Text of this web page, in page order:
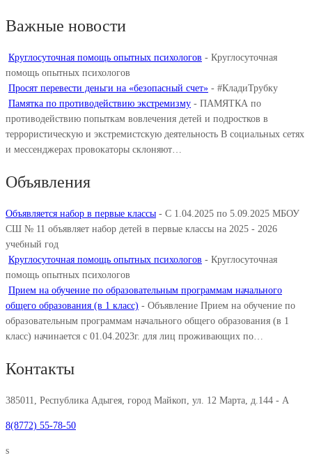
Важные новости
Круглосуточная помощь опытных психологов - Круглосуточная
помощь опытных психологов
Просят перевести деньги на «безопасный счет» - #КладиТрубку
Памятка по противодействию экстремизму - ПАМЯТКА по
противодействию попыткам вовлечения детей и подростков в
террористическую и экстремистскую деятельность В социальных сетях
и мессенджерах провокаторы склоняют…
Объявления
Объявляется набор в первые классы - С 1.04.2025 по 5.09.2025 МБОУ
СШ № 11 объявляет набор детей в первые классы на 2025 - 2026
учебный год
Круглосуточная помощь опытных психологов - Круглосуточная
помощь опытных психологов
Прием на обучение по образовательным программам начального
общего образования (в 1 класс) - Объявление Прием на обучение по
образовательным программам начального общего образования (в 1
класс) начинается с 01.04.2023г. для лиц проживающих по…
Контакты
385011, Республика Адыгея, город Майкоп, ул. 12 Марта, д.144 - А
8(8772) 55-78-50
s